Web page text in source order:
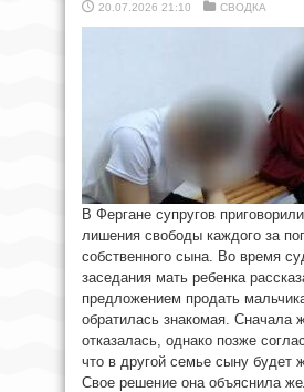
20.07.2026 21:10 СВОДКА
В Фергане супругов
лишения свободы каждого за
собственного сына. Во время
заседания мать ребенка
предложением продать
обратилась знакомая. Сначала
отказалась, однако позже
что в другой семье сыну будет
Свое решение она объяснила